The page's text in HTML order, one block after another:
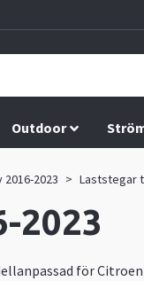
Outdoor
2023 Laststegar
2023
för